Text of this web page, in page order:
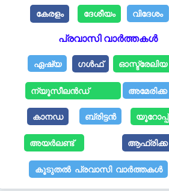
കേരളം ദേശീയം വിദേശം
പ്രവാസി വാർത്തകൾ
ഏഷ്യ ഗൾഫ് ഓസ്ട്രേലിയ
ന്യൂസീലൻഡ് അമേരിക്ക
കാനഡ ബ്രിട്ടൻ യൂറോപ്പ്
അയർലണ്ട് ആഫ്രിക്ക
കൂടുതൽ പ്രവാസി വാർത്തകൾ